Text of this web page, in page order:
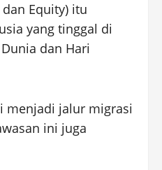
Equity) itu
yang tinggal di
dan Hari
menjadi jalur migrasi
ini juga